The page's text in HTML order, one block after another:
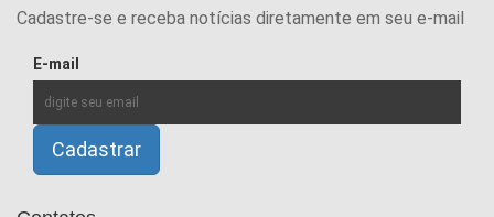
Cadastre-se e receba notícias diretamente em seu e-mail
E-mail